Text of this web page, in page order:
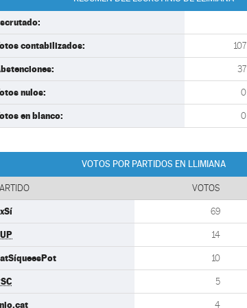
contabilizados: 107
37
nulos: 0
en blanco: 0
VOTOS POR PARTIDOS EN LLIMIANA
VOTOS
69
14
10
5
4